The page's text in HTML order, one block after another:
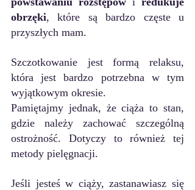
obrzęki, które są bardzo częste u
przyszłych mam.
Szczotkowanie jest formą relaksu,
która jest bardzo potrzebna w tym
wyjątkowym okresie.
Pamiętajmy jednak, że ciąża to stan,
ostrożność. Dotyczy to również tej
metody pielęgnacji.
Jeśli jesteś w ciąży, zastanawiasz się